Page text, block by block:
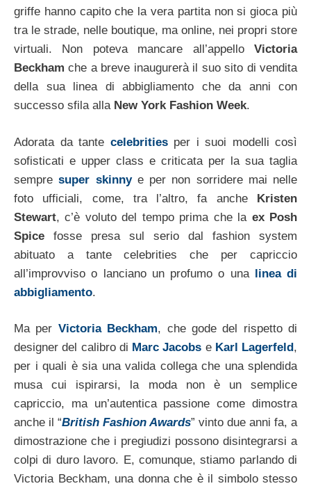
griffe hanno capito che la vera partita non si gioca più
tra le strade, nelle boutique, ma online, nei propri store
virtuali. Non poteva mancare all’appello Victoria
Beckham che a breve inaugurerà il suo sito di vendita
della sua linea di abbigliamento che da anni con
successo sfila alla New York Fashion Week.
Adorata da tante celebritiesper i suoi modelli così
sofisticati e upper class e criticata per la sua taglia
sempresuper skinnye per non sorridere mai nelle
foto ufficiali, come, tra l’altro, fa anche Kristen
Stewart, c’è voluto del tempo prima che la ex Posh
Spice fosse presa sul serio dal fashion system
abituato a tante celebrities che per capriccio
all’improvviso o lanciano un profumo o una linea di
abbigliamento.
Ma per Victoria Beckham, che gode del rispetto di
designer del calibro di Marc Jacobs e Karl Lagerfeld,
per i quali è sia una valida collega che una splendida
musa cui ispirarsi, la moda non è un semplice
capriccio, ma un’autentica passione come dimostra
anche il “British Fashion Awards” vinto due anni fa, a
dimostrazione che i pregiudizi possono disintegrarsi a
colpi di duro lavoro. E, comunque, stiamo parlando di
Victoria Beckham, una donna che è il simbolo stesso